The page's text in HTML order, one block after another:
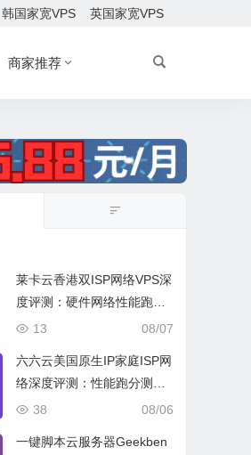
韩国家宽VPS 英国家宽VPS
商家推荐
莱卡云香港双ISP网络VPS深
度评测：硬件网络性能跑
分、流媒体兼容测试和选择
08/07
13
六六云美国原生IP家庭ISP网
络深度评测：性能跑分测
试、网络线路与购买建议08/06
38
一键脚本云服务器Geekben